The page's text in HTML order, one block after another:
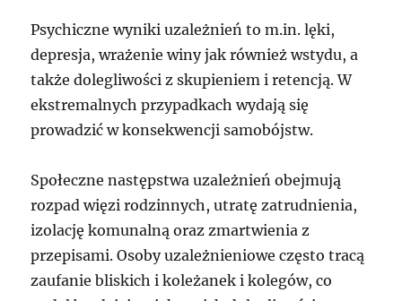
Psychiczne wyniki uzależnień to m.in. lęki,
depresja, wrażenie winy jak również wstydu, a
także dolegliwości z skupieniem i retencją. W
ekstremalnych przypadkach wydają się
prowadzić w konsekwencji samobójstw.
Społeczne następstwa uzależnień obejmują
rozpad więzi rodzinnych, utratę zatrudnienia,
izolację komunalną oraz zmartwienia z
przepisami. Osoby uzależnieniowe często tracą
zaufanie bliskich i koleżanek i kolegów, co